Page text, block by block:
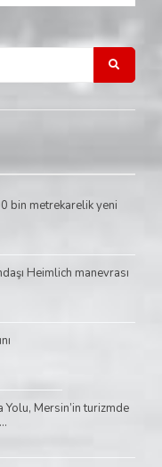
bin metrekarelik yeni
Heimlich manevrası
Yolu, Mersin’in turizmde